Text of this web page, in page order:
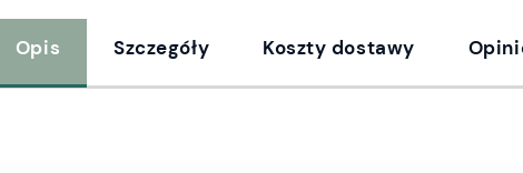
Opis Szczegóły Koszty dostawy